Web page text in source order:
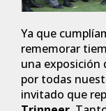
Ya que
rememorar
una exposición
por todas
invitado que